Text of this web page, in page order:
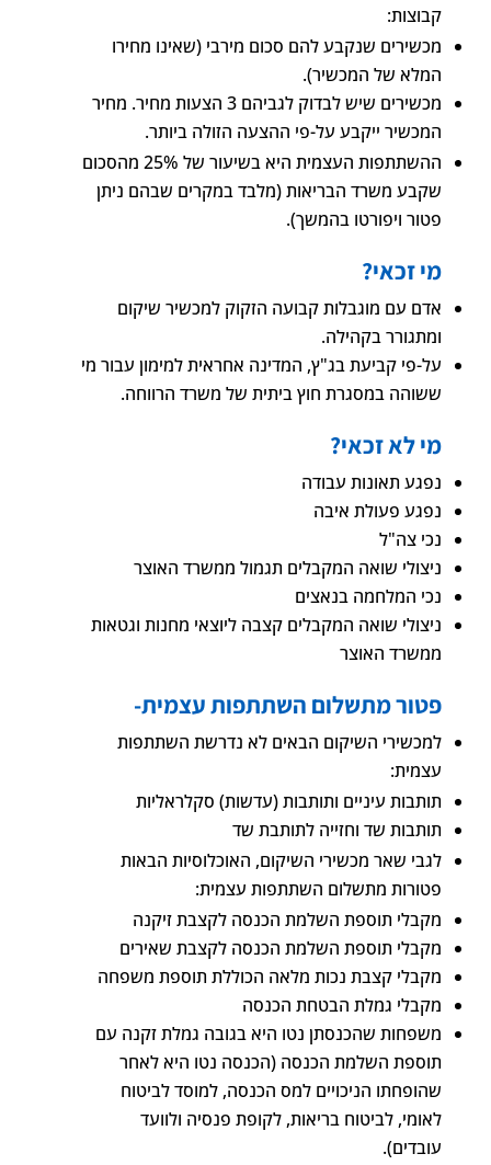
קבוצות:
מכשירים שנקבע להם סכום מירבי (שאינו מחירו
המלא של המכשיר).
מכשירים שיש לבדוק לגביהם 3 הצעות מחיר. מחיר
המכשיר ייקבע על-פי ההצעה הזולה ביותר.
ההשתתפות העצמית היא בשיעור של 25% מהסכום
שקבע משרד הבריאות (מלבד במקרים שבהם ניתן
פטור ויפורטו בהמשך).
מי זכאי?
אדם עם מוגבלות קבועה הזקוק למכשיר שיקום
ומתגורר בקהילה.
על-פי קביעת בג"ץ, המדינה אחראית למימון עבור מי
ששוהה במסגרת חוץ ביתית של משרד הרווחה.
מי לא זכאי?
נפגע תאונות עבודה
נפגע פעולת איבה
נכי צה"ל
ניצולי שואה המקבלים תגמול ממשרד האוצר
נכי המלחמה בנאצים
ניצולי שואה המקבלים קצבה ליוצאי מחנות וגטאות
ממשרד האוצר
פטור מתשלום השתתפות עצמית-
למכשירי השיקום הבאים לא נדרשת השתתפות
עצמית:
תותבות עיניים ותותבות (עדשות) סקלראליות
תותבות שד וחזייה לתותבת שד
לגבי שאר מכשירי השיקום, האוכלוסיות הבאות
פטורות מתשלום השתתפות עצמית:
מקבלי תוספת השלמת הכנסה לקצבת זיקנה
מקבלי תוספת השלמת הכנסה לקצבת שאירים
מקבלי קצבת נכות מלאה הכוללת תוספת משפחה
מקבלי גמלת הבטחת הכנסה
משפחות שהכנסתן נטו היא בגובה גמלת זקנה עם
תוספת השלמת הכנסה (הכנסה נטו היא לאחר
שהופחתו הניכויים למס הכנסה, למוסד לביטוח
לאומי, לביטוח בריאות, לקופת פנסיה ולוועד
עובדים).